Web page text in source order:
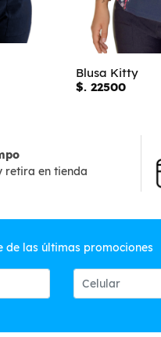
Blusa Kitty
$. 22500
retira en tienda
de las últimas promociones